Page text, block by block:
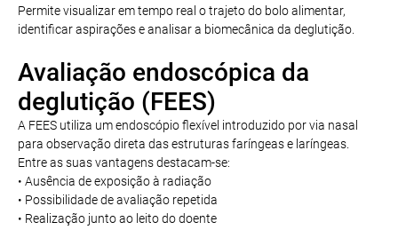
Permite visualizar em tempo real o trajeto do bolo alimentar,
identificar aspirações e analisar a biomecânica da deglutição.
Avaliação endoscópica da
deglutição (FEES)
A FEES utiliza um endoscópio flexível introduzido por via nasal
para observação direta das estruturas faríngeas e laríngeas.
Entre as suas vantagens destacam-se:
• Ausência de exposição à radiação
• Possibilidade de avaliação repetida
• Realização junto ao leito do doente